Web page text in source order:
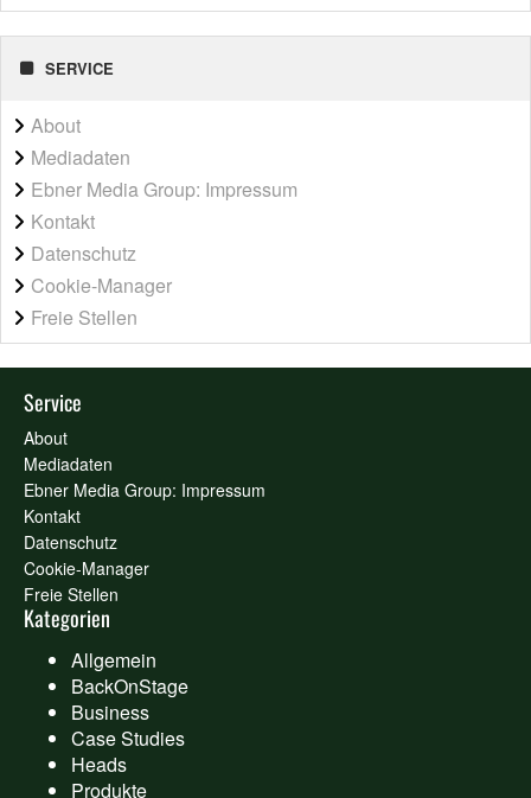
SERVICE
About
Mediadaten
Ebner Media Group: Impressum
Kontakt
Datenschutz
Cookie-Manager
Freie Stellen
Service
About
Mediadaten
Ebner Media Group: Impressum
Kontakt
Datenschutz
Cookie-Manager
Freie Stellen
Kategorien
Allgemein
BackOnStage
Business
Case Studies
Heads
Produkte